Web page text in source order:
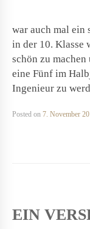
war auch mal ein
in der 10. Klasse
schön zu
eine Fünf im
Ingenieur zu
Posted on 7. November
EIN